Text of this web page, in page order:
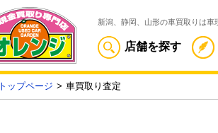
新潟、静岡、山形の車買取りは車
店舗を探す
トップページ 車買取り査定